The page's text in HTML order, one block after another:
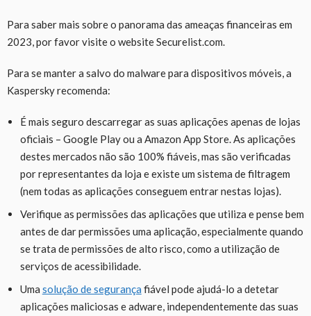
Para saber mais sobre o panorama das ameaças financeiras em
2023, por favor visite o website Securelist.com.
Para se manter a salvo do malware para dispositivos móveis, a
Kaspersky recomenda:
É mais seguro descarregar as suas aplicações apenas de lojas
oficiais – Google Play ou a Amazon App Store. As aplicações
destes mercados não são 100% fiáveis, mas são verificadas
por representantes da loja e existe um sistema de filtragem
(nem todas as aplicações conseguem entrar nestas lojas).
Verifique as permissões das aplicações que utiliza e pense bem
antes de dar permissões uma aplicação, especialmente quando
se trata de permissões de alto risco, como a utilização de
serviços de acessibilidade.
Uma solução de segurança fiável pode ajudá-lo a detetar
aplicações maliciosas e adware, independentemente das suas